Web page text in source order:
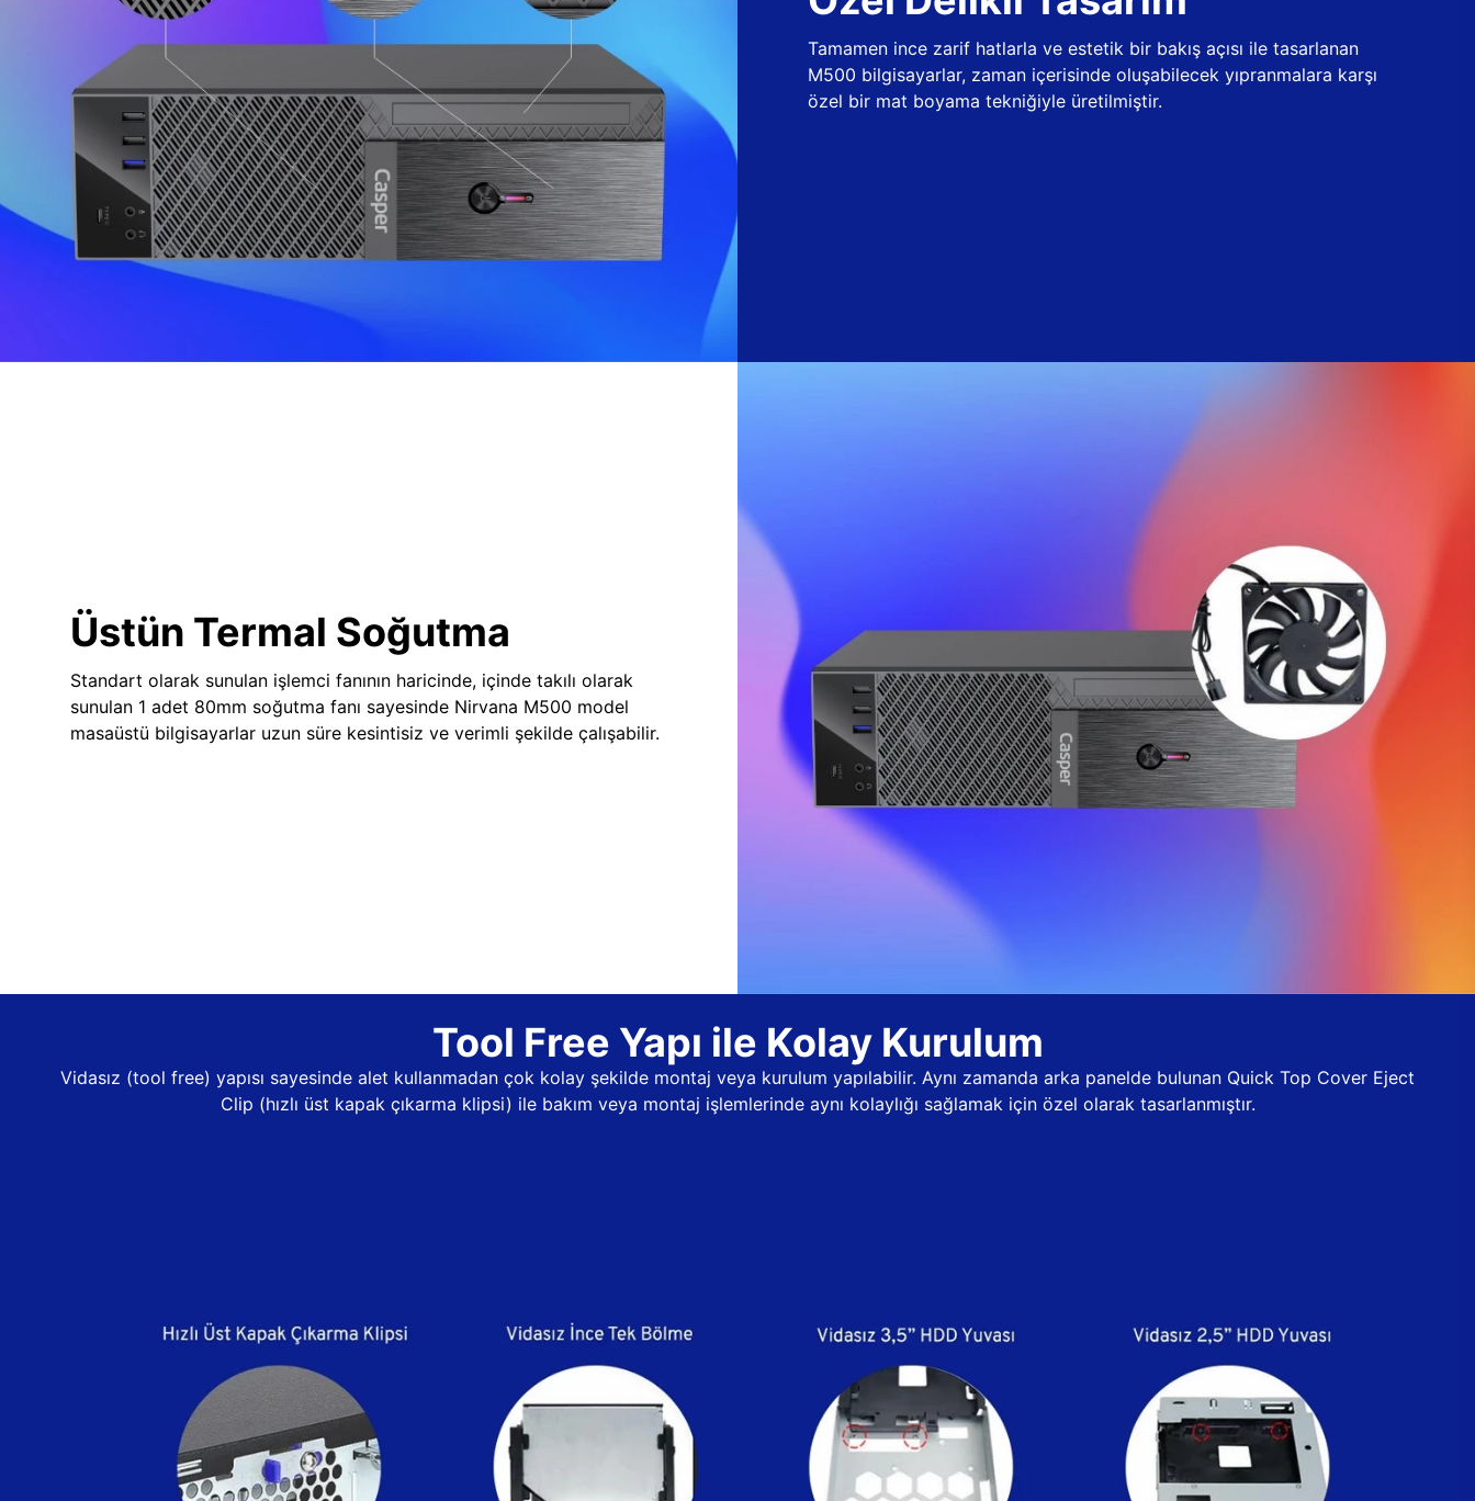
Tamamen ince zarif hatlarla ve estetik bir bakış açısı ile tasarlanan
M500 bilgisayarlar, zaman içerisinde oluşabilecek yıpranmalara karşı
özel bir mat boyama tekniğiyle üretilmiştir.
Üstün Termal Soğutma
Standart olarak sunulan işlemci fanının haricinde, içinde takılı olarak
sunulan 1 adet 80mm soğutma fanı sayesinde Nirvana M500 model
masaüstü bilgisayarlar uzun süre kesintisiz ve verimli şekilde çalışabilir.
Tool Free Yapı ile Kolay Kurulum
Vidasız (tool free) yapısı sayesinde alet kullanmadan çok kolay şekilde montaj veya kurulum yapılabilir. Aynı zamanda arka panelde bulunan Quick Top Cover Eject
Clip (hızlı üst kapak çıkarma klipsi) ile bakım veya montaj işlemlerinde aynı kolaylığı sağlamak için özel olarak tasarlanmıştır.